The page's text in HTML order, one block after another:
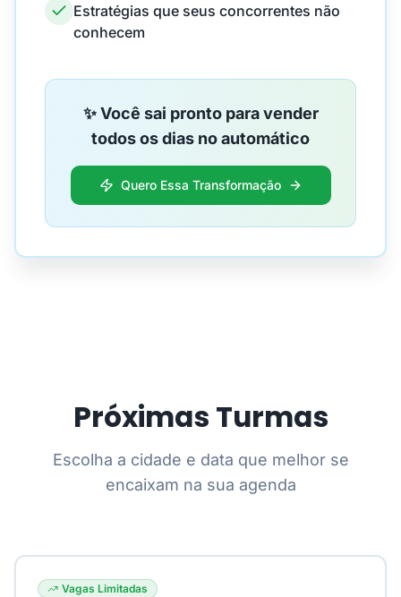
Estratégias que seus concorrentes não
conhecem
✨ Você sai pronto para vender
todos os dias no automático
Quero Essa Transformação
Próximas Turmas
Escolha a cidade e data que melhor se
encaixam na sua agenda
Vagas Limitadas